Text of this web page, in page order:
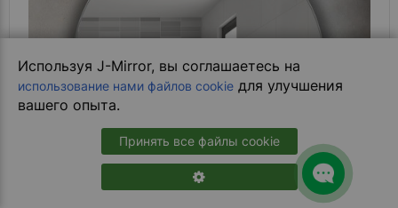
Используя J-Mirror, вы соглашаетесь на
использование нами файлов cookie для улучшения
вашего опыта.
Принять все файлы cookie